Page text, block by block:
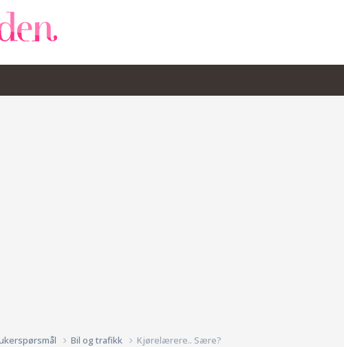
Bil og trafikk Kjørelærere.. Sære?